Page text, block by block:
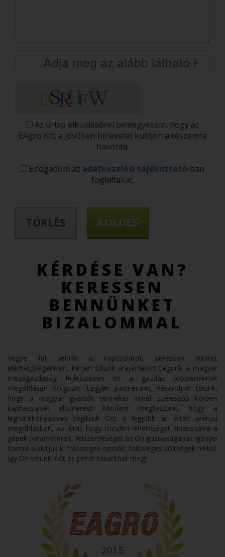
Az űrlap elküldésével beleegyezem, hogy az
EAgro Kft. a jövőben hírlevelet küldjön a részemre
havonta.
Elfogadom az adatkezelési tájékoztató-ban
foglaltakat.
KÉRDÉSE VAN?
KERESSEN
BENNÜNKET
BIZALOMMAL
Vegye fel velünk a kapcsolatot, keressen minket
elérhetőségeinken, kérjen tőlünk árajánlatot! Cégünk a magyar
mezőgazdaság fejlesztésén és a gazdák problémáinak
megoldásán dolgozik. Legyen partnerünk, vásároljon tőlünk,
hogy a magyar gyártók termékei minél szélesebb körben
kaphassanak elismerést! Mindent megteszünk, hogy a
leghatékonyabban segítsük Önt a legjobb ár érték arányú
megoldásban, az által, hogy minden lehetőséget kihasználva a
gépek paramétereit, felszereltségét az Ön gazdaságának igényei
szerint alakítjuk ki fölösleges opciók, fölösleges költségek nélkül.
Így Ön velünk időt és pénzt takaríthat meg!